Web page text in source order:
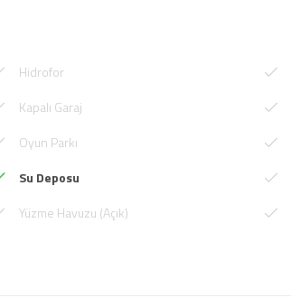
Hidrofor
Kapalı Garaj
Oyun Parkı
Su Deposu
Yüzme Havuzu (Açık)